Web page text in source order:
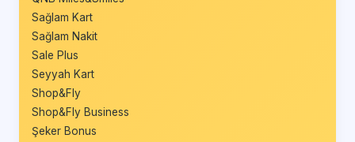
Sağlam Kart
Sağlam Nakit
Sale Plus
Seyyah Kart
Shop&Fly
Shop&Fly Business
Şeker Bonus